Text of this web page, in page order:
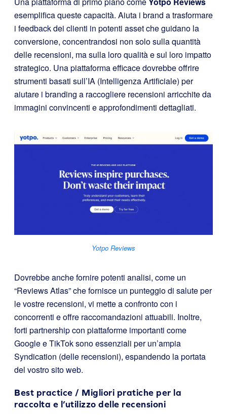
esemplifica queste capacità. Aiuta i brand a trasformare
i feedback dei clienti in potenti asset che guidano la
conversione, concentrandosi non solo sulla quantità
delle recensioni, ma sulla loro qualità e sul loro impatto
strategico. Una piattaforma efficace dovrebbe offrire
strumenti basati sull’IA (Intelligenza Artificiale) per
aiutare i branding a raccogliere recensioni arricchite da
immagini convincenti e approfondimenti dettagliati.
Yotpo Reviews
Dovrebbe anche fornire potenti analisi, come un
“Reviews Atlas” che fornisce un punteggio di salute per
le vostre recensioni, vi mette a confronto con i
concorrenti e offre raccomandazioni attuabili. Inoltre,
forti partnership con piattaforme importanti come
Google e TikTok sono essenziali per un’ampia
Syndication (delle recensioni), espandendo la portata
del vostro sito web.
Best practice / Migliori pratiche per la
raccolta e l’utilizzo delle recensioni